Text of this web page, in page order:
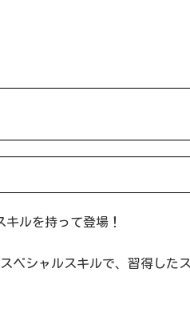
ルを持って登場！
ペシャルスキルで、習得した